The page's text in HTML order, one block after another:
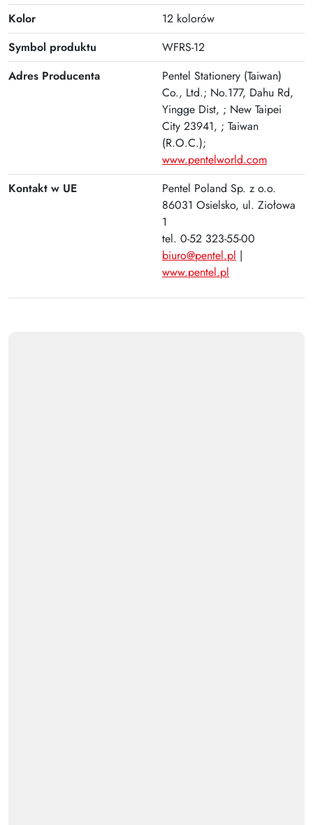
Wyprawka szkolna
Nożyczki
Zszywacze | Zszywki
Kamuflaż dokumentów
Zero Max Teczka Skoroszytowa
Kolor
12 kolorów
Symbol produktu
WFRS-12
Adres Producenta
Pentel Stationery (Taiwan)
Co., Ltd.; No.177, Dahu Rd,
Yingge Dist, ; New Taipei
City 23941, ; Taiwan
(R.O.C.);
www.pentelworld.com
Kontakt w UE
Pentel Poland Sp. z o.o.
86031 Osielsko, ul. Ziołowa
1
tel. 0-52 323-55-00
biuro@pentel.pl |
www.pentel.pl